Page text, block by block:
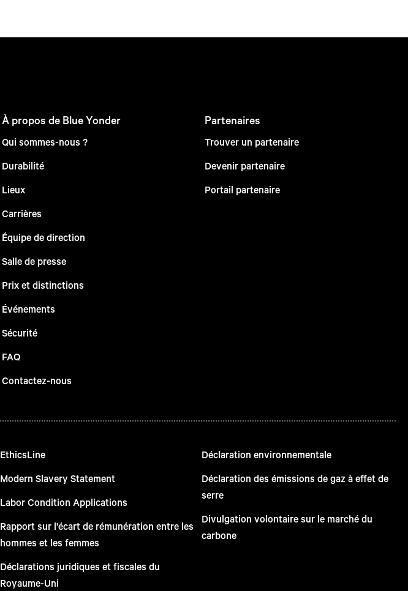
À propos de Blue Yonder
Qui sommes-nous ?
Durabilité
Lieux
Carrières
Équipe de direction
Salle de presse
Prix et distinctions
Événements
Sécurité
FAQ
Contactez-nous
Partenaires
Trouver un partenaire
Devenir partenaire
Portail partenaire
EthicsLine
Modern Slavery Statement
Labor Condition Applications
Rapport sur l'écart de rémunération entre les
hommes et les femmes
Déclarations juridiques et fiscales du
Royaume-Uni
Déclaration environnementale
Déclaration des émissions de gaz à effet de
serre
Divulgation volontaire sur le marché du
carbone